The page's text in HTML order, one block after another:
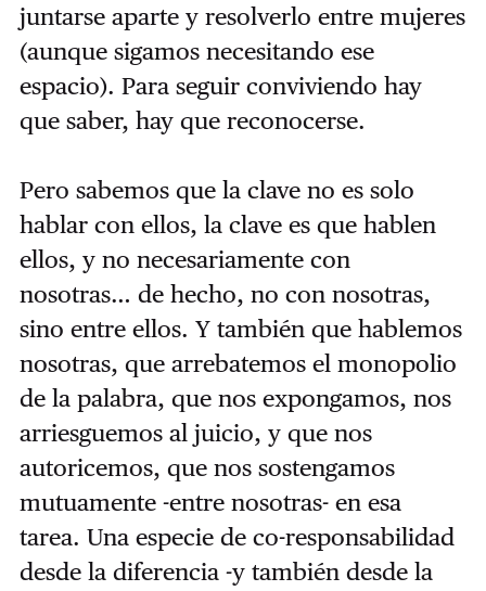
juntarse aparte y resolverlo entre mujeres
(aunque sigamos necesitando ese
espacio). Para seguir conviviendo hay
que saber, hay que reconocerse.
Pero sabemos que la clave no es solo
hablar con ellos, la clave es que hablen
ellos, y no necesariamente con
nosotras… de hecho, no con nosotras,
sino entre ellos. Y también que hablemos
nosotras, que arrebatemos el monopolio
de la palabra, que nos expongamos, nos
arriesguemos al juicio, y que nos
autoricemos, que nos sostengamos
mutuamente -entre nosotras- en esa
tarea. Una especie de co-responsabilidad
desde la diferencia -y también desde la